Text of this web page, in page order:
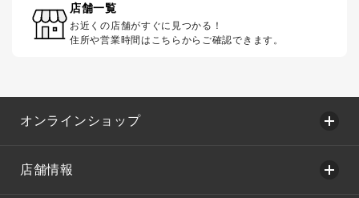
店舗一覧
お近くの店舗がすぐに見つかる！
住所や営業時間はこちらからご確認できます。
オンラインショップ
店舗情報